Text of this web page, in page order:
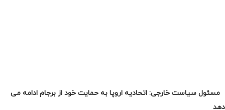
مسئول سیاست خارجی: اتحادیه اروپا به حمایت خود از برجام ادامه می
دهد